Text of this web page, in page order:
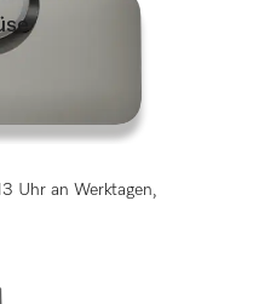
Reinigung von
Uhr an Werktagen,